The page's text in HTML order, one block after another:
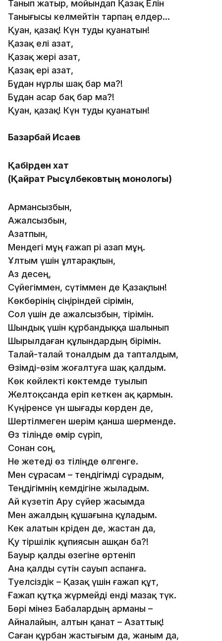
Танып жатыр, мойындап Қазақ Елін
Танығысы келмейтін тарпаң елдер...
Қуан, қазақ! Күн туды қуанатын!
Қазақ елі азат,
Қазақ жері азат,
Қазақ ері азат,
Бұдан нұрлы шақ бар ма?!
Бұдан асар бақ бар ма?!
Қуан, қазақ! Күн туды қуанатын!
Базарбай Исаев
Қабірден хат
(Қайрат Рысқұлбековтың монологы)
Армансызбын,
Ажалсызбын,
Азатпын,
Мендегі мұң ғажап әрі азап мұң.
Ұлтым үшін ұлтарақпын,
Аз десең,
Сүйегіммен, сүтіммен де Қазақпын!
Көкбөрінің сіңіріндей сірімін,
Сол үшін де ажалсызбын, тірімін.
Шындық үшін құрбандыққа шалынып
Шырылдаған құлындардың бірімін.
Талай-талай тоналдым да тапталдым,
Өзімді-өзім жоғалтуға шақ қалдым.
Көк көйлекті көктемде туылып
Желтоқсанда еріп кеткен ақ қармын.
Күңіренсе үн шығады көрден де,
Шертілмеген шерім қанша шерменде.
Өз тіліңде өмір сүріп,
Сонан соң,
Не жетеді өз тіліңде өлгенге.
Мен сұрасам – теңдігімді сұрадым,
Теңдігімнің кемдігіне жыладым.
Ай күзетіп Ару сүйер жасымда
Мен ажалдың құшағына құладым.
Кек алатын кәріден де, жастан да,
Қу тіршілік құпиясын ашқан ба?!
Бауыр қалды өзегіне өртеніп
Ана қалды сүтін сауып аспанға.
Тәуелсіздік – Қазақ үшін ғажап құт,
Ғажап құтқа жүрмейді енді мазақ түк.
Бөрі мінез Бабалардың арманы –
Айналайын, алтын қанат – Азаттық!
Саған құрбан жастығым да, жаным да,